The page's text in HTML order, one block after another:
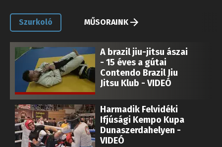
Szurkoló MŰSORAINK
A brazil jiu-jitsu ászai
- 15 éves a gútai
Contendo Brazil Jiu
Jitsu Klub - VIDEÓ
Harmadik Felvidéki
Ifjúsági Kempo Kupa
Dunaszerdahelyen -
VIDEÓ